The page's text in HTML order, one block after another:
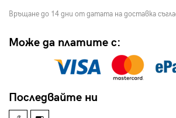
Връщане до 14 дни от датата на доставка
Може да платите с:
Последвайте ни